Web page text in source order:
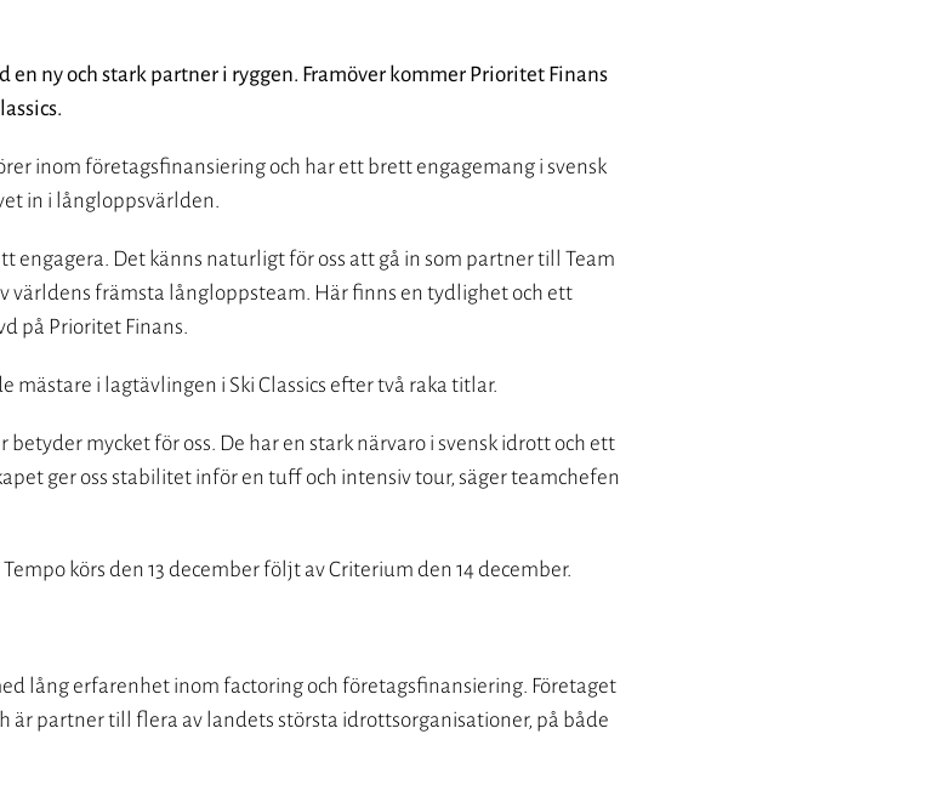
en ny och stark partner i ryggen. Framöver kommer Prioritet Finans
inom företagsfinansiering och har ett brett engagemang i svensk
in i långloppsvärlden.
engagera. Det känns naturligt för oss att gå in som partner till Team
världens främsta långloppsteam. Här finns en tydlighet och ett
på Prioritet Finans.
mästare i lagtävlingen i Ski Classics efter två raka titlar.
mycket för oss. De har en stark närvaro i svensk idrott och ett
ger oss stabilitet inför en tuff och intensiv tour, säger teamchefen
körs den 13 december följt av Criterium den 14 december.
lång erfarenhet inom factoring och företagsfinansiering. Företaget
är partner till flera av landets största idrottsorganisationer, på både